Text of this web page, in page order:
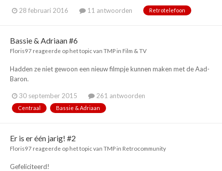
28 februari 2016 11 antwoorden Retrotelefoon
Bassie & Adriaan #6
Floris97 reageerde op het topic van TMP in Film & TV
Hadden ze niet gewoon een nieuw filmpje kunnen maken met de Aad-
Baron.
30 september 2015 261 antwoorden
Centraal Bassie & Adriaan
Er is er één jarig! #2
Floris97 reageerde op het topic van TMP in Retrocommunity
Gefeliciteerd!